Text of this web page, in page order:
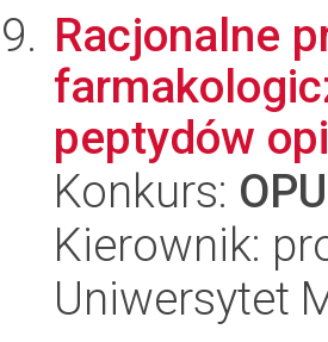
Racjonalne
peptydów
Konkurs:
Kierownik:
Uniwersytet